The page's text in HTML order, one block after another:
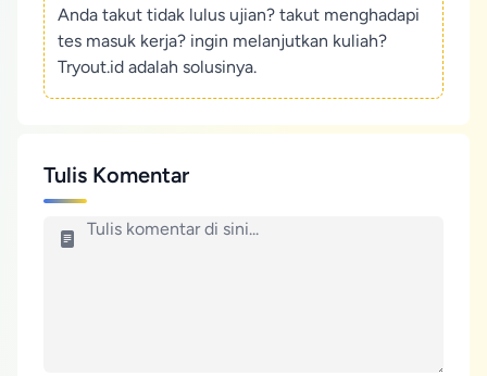
Anda takut tidak lulus ujian? takut menghadapi
tes masuk kerja? ingin melanjutkan kuliah?
Tryout.id adalah solusinya.
Tulis Komentar